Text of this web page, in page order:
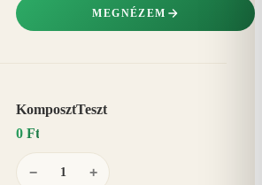
MEGNÉZEM
KomposztTeszt
0 Ft
− +